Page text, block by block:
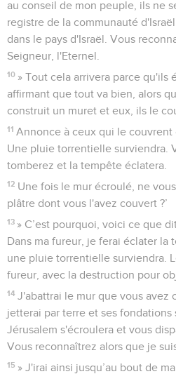
au conseil de mon peuple, ils ne
registre de la communauté
dans le pays d'Israël. Vous
Seigneur, l'Eternel.
10 » Tout cela arrivera parce qu'ils
affirmant que tout va bien, alors
construit un muret et eux, ils le
11 Annonce à ceux qui le couvrent
Une pluie torrentielle surviendra.
tomberez et la tempête éclatera.
12 Une fois le mur écroulé, ne
plâtre dont vous l'avez couvert ?’
13 » C’est pourquoi, voici ce que
Dans ma fureur, je ferai éclater la
une pluie torrentielle surviendra.
fureur, avec la destruction pour
14 J'abattrai le mur que vous avez
jetterai par terre et ses fondations
Jérusalem s'écroulera et vous
Vous reconnaîtrez alors que je
15 » J'irai ainsi jusqu’au bout de